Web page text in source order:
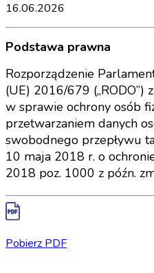
16.06.2026
Podstawa prawna
Rozporządzenie
(UE) 2016/679
w sprawie ochrony osób
przetwarzaniem danych
swobodnego przepływu
10 maja 2018 r. o
2018 poz. 1000 z późn.
Pobierz PDF